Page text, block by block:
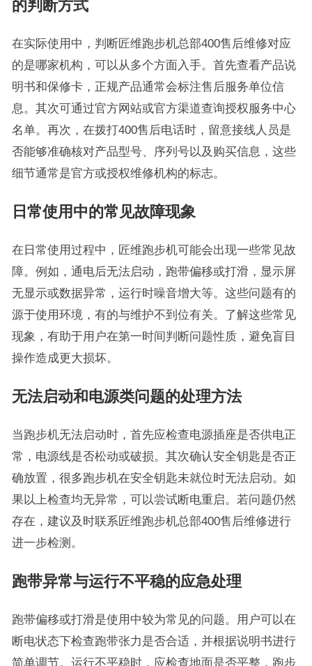
的判断方式
在实际使用中，判断匠维跑步机总部400售后维修对应
的是哪家机构，可以从多个方面入手。首先查看产品说
明书和保修卡，正规产品通常会标注售后服务单位信
息。其次可通过官方网站或官方渠道查询授权服务中心
名单。再次，在拨打400售后电话时，留意接线人员是
否能够准确核对产品型号、序列号以及购买信息，这些
细节通常是官方或授权维修机构的标志。
日常使用中的常见故障现象
在日常使用过程中，匠维跑步机可能会出现一些常见故
障。例如，通电后无法启动，跑带偏移或打滑，显示屏
无显示或数据异常，运行时噪音增大等。这些问题有的
源于使用环境，有的与维护不到位有关。了解这些常见
现象，有助于用户在第一时间判断问题性质，避免盲目
操作造成更大损坏。
无法启动和电源类问题的处理方法
当跑步机无法启动时，首先应检查电源插座是否供电正
常，电源线是否松动或破损。其次确认安全钥匙是否正
确放置，很多跑步机在安全钥匙未就位时无法启动。如
果以上检查均无异常，可以尝试断电重启。若问题仍然
存在，建议及时联系匠维跑步机总部400售后维修进行
进一步检测。
跑带异常与运行不平稳的应急处理
跑带偏移或打滑是使用中较为常见的问题。用户可以在
断电状态下检查跑带张力是否合适，并根据说明书进行
简单调节。运行不平稳时，应检查地面是否平整，跑步